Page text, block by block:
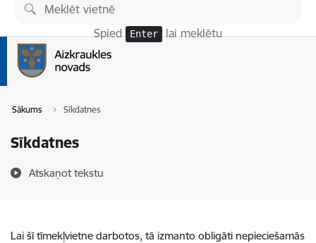
Pāriet uz lapas saturu
Spied Enter lai meklētu
Sākums Sīkdatnes
Sīkdatnes
Atskaņot tekstu
Lai šī tīmekļvietne darbotos, tā izmanto obligāti nepieciešamās